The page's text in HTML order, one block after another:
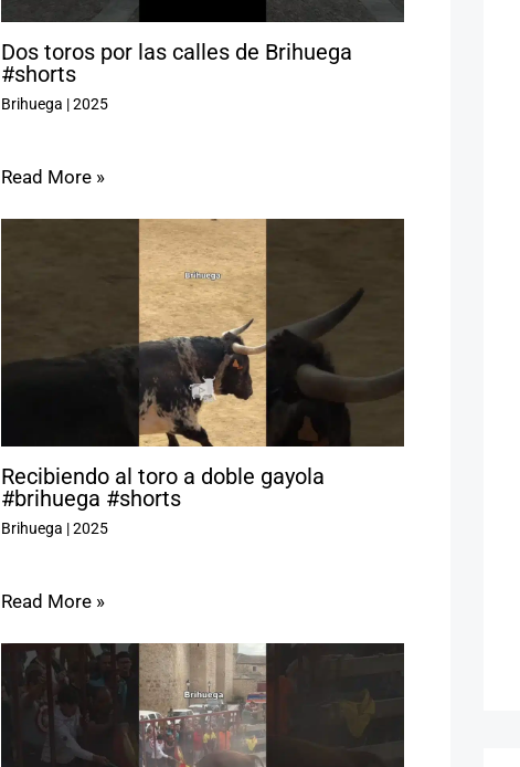
Dos toros por las calles de Brihuega
#shorts
Brihuega |2025
Read More »
Recibiendo al toro a doble gayola
#brihuega #shorts
Brihuega |2025
Read More »